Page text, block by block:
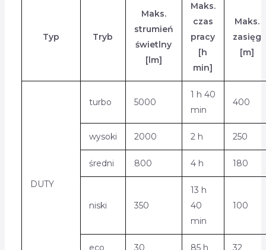
Typ Tryb
Maks.
strumień
świetlny
[lm]
Maks.
czas
pracy
[h
min]
Maks.
zasięg
[m]
DUTY
turbo 5000
1 h 40
min
400
wysoki 2000 2 h 250
średni 800 4 h 180
niski 350
13 h
40
min
100